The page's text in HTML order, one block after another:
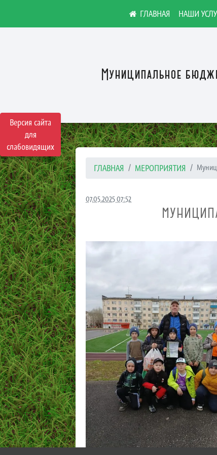
Версия сайта
для
слабовидящих
Муниципальное
НАШИ
ГЛАВНАЯ МЕРОПРИЯТИЯ
07.05.2025 07:52